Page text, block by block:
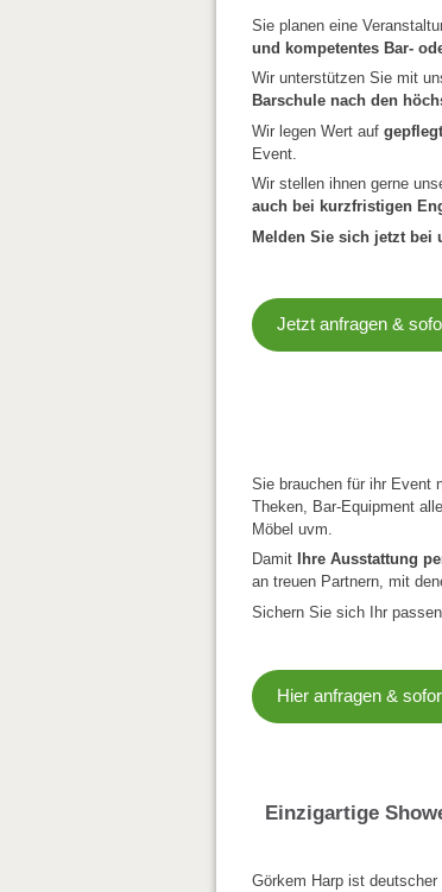
Sie planen eine
und kompetentes Bar-
Wir unterstützen Sie mit
Barschule nach den
Wir legen Wert auf
Event.
Wir stellen ihnen gerne
auch bei kurzfristigen
Melden Sie sich jetzt bei
Jetzt anfragen &
Sie brauchen für ihr Event
Theken, Bar-Equipment
Möbel uvm.
Damit
Ihre Ausstattung
an treuen Partnern, mit
Sichern Sie sich Ihr
Hier anfragen &
Einzigartige
Görkem Harp ist